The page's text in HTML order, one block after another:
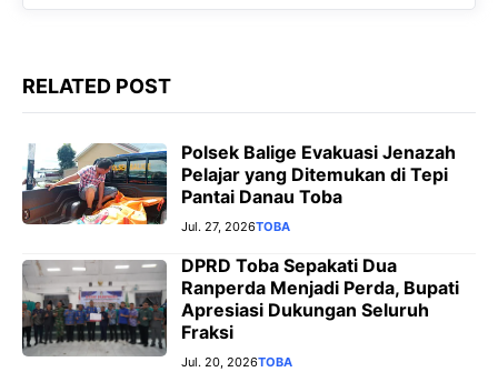
r
RELATED POST
Polsek Balige Evakuasi Jenazah
Pelajar yang Ditemukan di Tepi
Pantai Danau Toba
Jul. 27, 2026TOBA
DPRD Toba Sepakati Dua
Ranperda Menjadi Perda, Bupati
Apresiasi Dukungan Seluruh
Fraksi
Jul. 20, 2026TOBA